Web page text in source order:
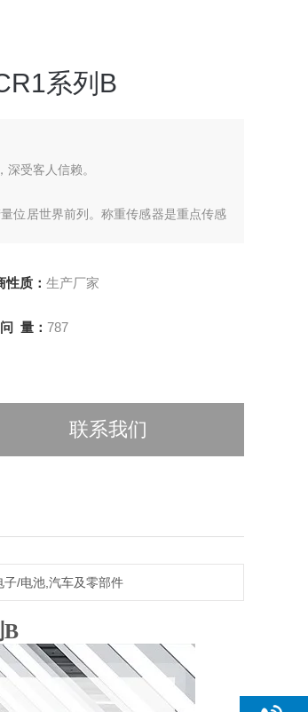
系列B
受客人信赖。
位居世界前列。称重传感器是重点传感
性质： 生产厂家
量： 787
联系我们
子/电池,汽车及零部件
B